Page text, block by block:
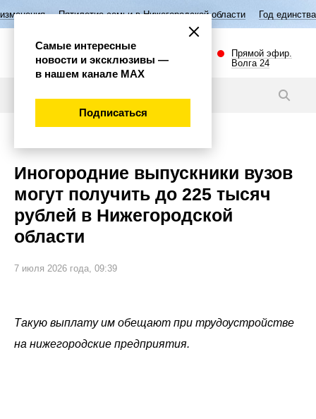
семьи в Нижегородской области Год единства народов России
Прямой эфир.
Волга 24
Иногородние выпускники вузов
могут получить до 225 тысяч
рублей в Нижегородской
области
7 июля 2026 года, 09:39
Такую выплату им обещают при трудоустройстве
на нижегородские предприятия.
Самые интересные
новости и эксклюзивы —
в нашем канале МАХ
Подписаться